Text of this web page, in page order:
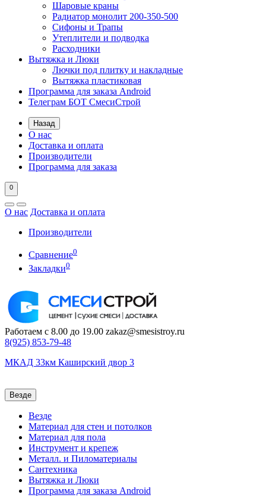
Шаровые краны
Радиатор монолит 200-350-500
Сифоны и Трапы
Утеплители и подводка
Расходники
Вытяжка и Люки
Лючки под плитку и накладные
Вытяжка пластиковая
Программа для заказа Android
Телеграм БОТ СмесиСтрой
Назад
О нас
Доставка и оплата
Производители
Программа для заказа
0
О нас Доставка и оплата
Производители
Сравнение0
Закладки0
Работаем с 8.00 до 19.00 zakaz@smesistroy.ru
8(925) 853-79-48
МКАД 33км Каширский двор 3
Везде
Везде
Материал для стен и потолков
Материал для пола
Инструмент и крепеж
Металл. и Пиломатериалы
Сантехника
Вытяжка и Люки
Программа для заказа Android